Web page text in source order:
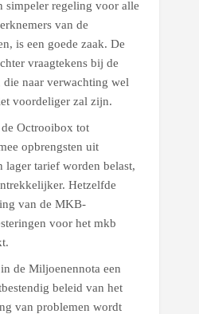
simpeler regeling voor alle
van de
is een goede zaak. De
vraagtekens bij de
naar verwachting wel
voordeliger zal zijn.
Octrooibox tot
opbrengsten uit
lager tarief worden belast,
Hetzelfde
van de MKB-
voor het mkb
de Miljoenennota een
beleid van het
van problemen wordt